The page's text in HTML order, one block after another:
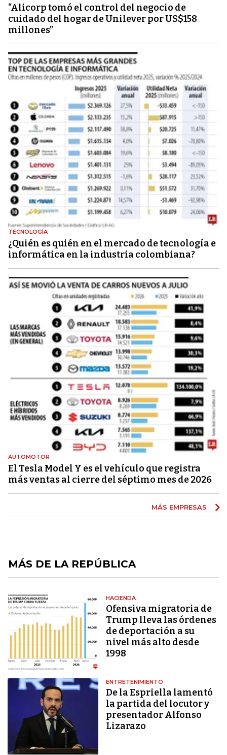
“Alicorp tomó el control del negocio de
cuidado del hogar de Unilever por US$158
millones”
TECNOLOGÍA
¿Quién es quién en el mercado de tecnología e
informática en la industria colombiana?
AUTOMOTOR
El Tesla Model Y es el vehículo que registra
más ventas al cierre del séptimo mes de 2026
MÁS EMPRESAS
MÁS DE LA REPÚBLICA
HACIENDA
Ofensiva migratoria de
Trump lleva las órdenes
de deportación a su
nivel más alto desde
1998
ENTRETENIMIENTO
De la Espriella lamentó
la partida del locutor y
presentador Alfonso
Lizarazo